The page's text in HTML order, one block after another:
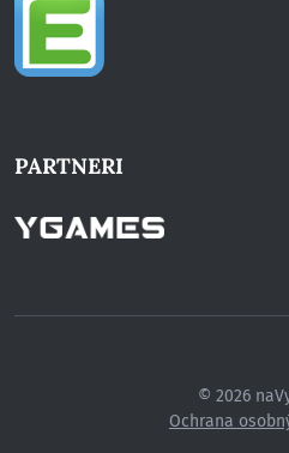
PARTNERI
© 2026
Ochrana